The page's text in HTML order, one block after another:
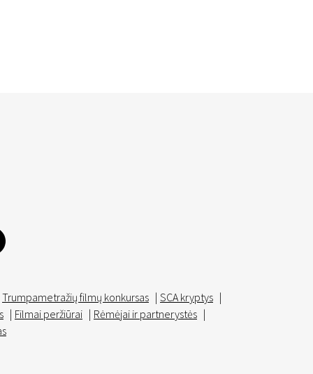
Trumpametražių filmų konkursas | SCA kryptys |
| Filmai peržiūrai | Rėmėjai ir partnerystės |